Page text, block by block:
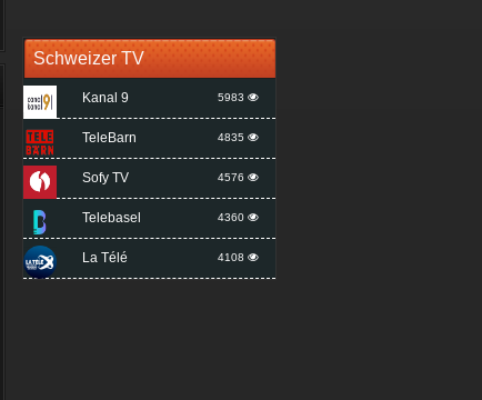
Schweizer TV
Kanal 9 5983
TeleBarn 4835
Sofy TV 4576
Telebasel 4360
La Télé 4108